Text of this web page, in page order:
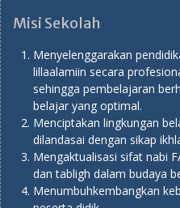
Misi Sekolah
Menyelenggarakan
lillaalamiin secara
sehingga pembelajaran
belajar yang optimal.
Menciptakan lingkungan
dilandasai dengan sikap
Mengaktualisasi sifat nabi
dan tabligh dalam budaya
Menumbuhkembangkan